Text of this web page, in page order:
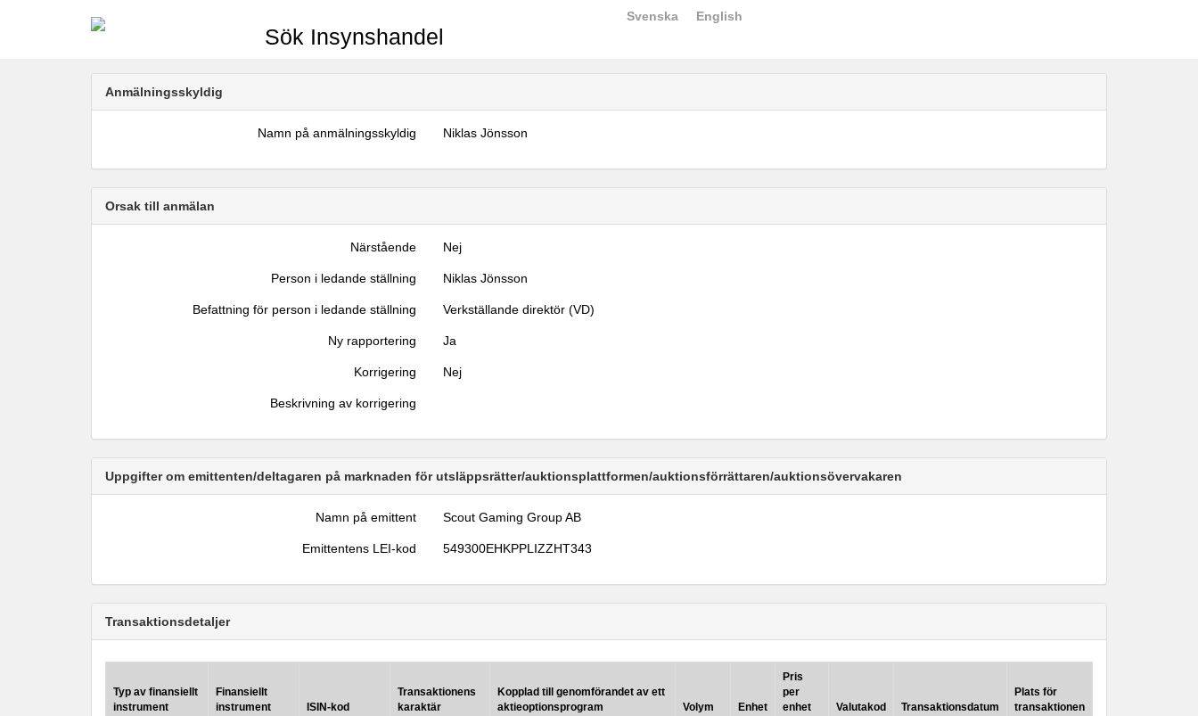
Sök Insynshandel
Svenska English
Anmälningsskyldig
Namn på anmälningsskyldig Niklas Jönsson
Orsak till anmälan
Närstående Nej
Person i ledande ställning Niklas Jönsson
Befattning för person i ledande ställning Verkställande direktör (VD)
Ny rapportering Ja
Korrigering Nej
Beskrivning av korrigering
Uppgifter om emittenten/deltagaren på marknaden för utsläppsrätter/auktionsplattformen/auktionsförrättaren/auktionsövervakaren
Namn på emittent Scout Gaming Group AB
Emittentens LEI-kod 549300EHKPPLIZZHT343
Transaktionsdetaljer
Typ av finansiellt
instrument
Finansiellt
instrument
ISIN-kod
Transaktionens
karaktär
Kopplad till genomförandet av ett
aktieoptionsprogram
Volym Enhet
Pris
per
enhet
Valutakod Transaktionsdatum
Plats för
transaktionen